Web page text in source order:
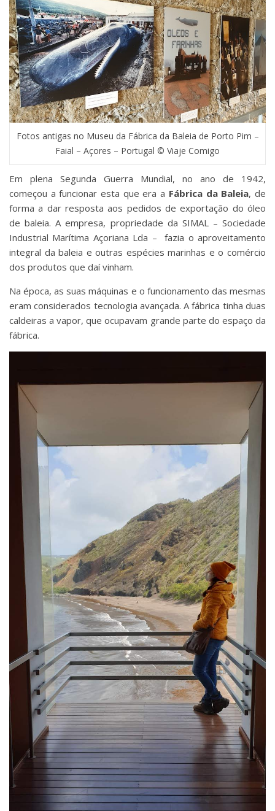
Fotos antigas no Museu da Fábrica da Baleia de Porto Pim –
Faial – Açores – Portugal © Viaje Comigo
Em plena Segunda Guerra Mundial, no ano de 1942,
começou a funcionar esta que era a Fábrica da Baleia, de
forma a dar resposta aos pedidos de exportação do óleo
de baleia. A empresa, propriedade da SIMAL – Sociedade
Industrial Marítima Açoriana Lda – fazia o aproveitamento
integral da baleia e outras espécies marinhas e o comércio
dos produtos que daí vinham.
Na época, as suas máquinas e o funcionamento das mesmas
eram considerados tecnologia avançada. A fábrica tinha duas
caldeiras a vapor, que ocupavam grande parte do espaço da
fábrica.